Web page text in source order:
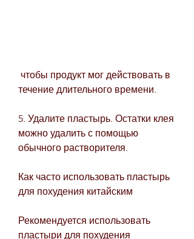
течение длительного времени.
5. Удалите пластырь. Остатки клея
можно удалить с помощью
обычного растворителя.
Как часто использовать пластырь
для похудения китайским
Рекомендуется использовать
пластыри для похудения